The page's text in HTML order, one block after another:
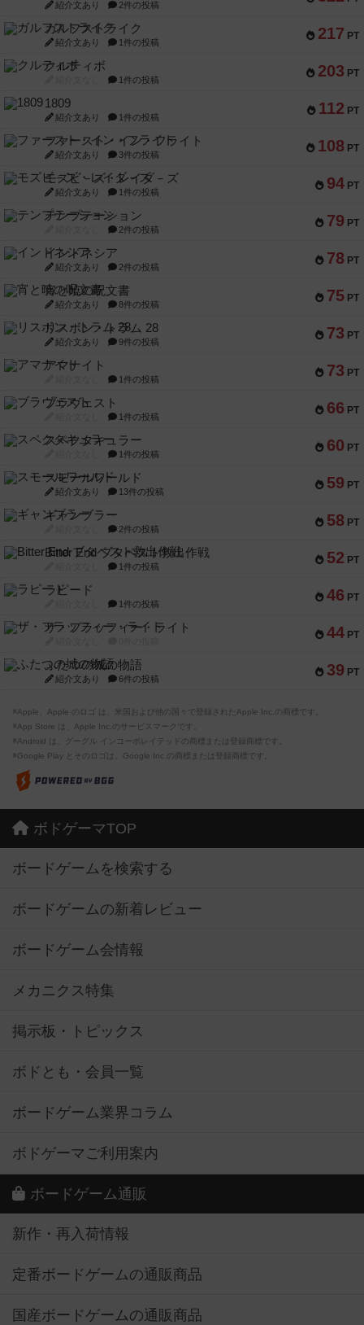
紹介文あり 2件の投稿
217 PT
ガルフストライク
紹介文あり 1件の投稿
203 PT
クルティボ
1件の投稿
112 PT
1809
紹介文あり 1件の投稿
108 PT
ファースト・イン・フライト
紹介文あり 3件の投稿
94 PT
モズビ－ズ・レイダ－ズ
紹介文あり 1件の投稿
79 PT
テンプテーション
2件の投稿
78 PT
インドネシア
紹介文あり 2件の投稿
75 PT
宵と暁の呪文書
紹介文あり 8件の投稿
73 PT
リスボン・トラム 28
紹介文あり 9件の投稿
73 PT
アマナイト
1件の投稿
66 PT
ブラヴェスト
1件の投稿
60 PT
スペクタキュラー
1件の投稿
59 PT
スモールワールド
紹介文あり 13件の投稿
58 PT
ギャンブラー
2件の投稿
52 PT
Bitter End ブタペスト救出作戦
1件の投稿
46 PT
ラピード
1件の投稿
44 PT
ザ・フラッフィー・ライト
39 PT
ふたつの城の物語
紹介文あり 6件の投稿
※Apple、Apple のロゴ は、米国および他の国々で登録されたApple Inc.の商標です。
※App Store は、Apple Inc.のサービスマークです。
※Android は、グーグル インコーポレイテッドの商標または登録商標です。
※Google Play とそのロゴは、Google Inc.の商標または登録商標です。
ボドゲーマTOP
ボードゲームを検索する
ボードゲームの新着レビュー
ボードゲーム会情報
メカニクス特集
掲示板・トピックス
ボドとも・会員一覧
ボードゲーム業界コラム
ボドゲーマご利用案内
ボードゲーム通販
新作・再入荷情報
定番ボードゲームの通販商品
国産ボードゲームの通販商品